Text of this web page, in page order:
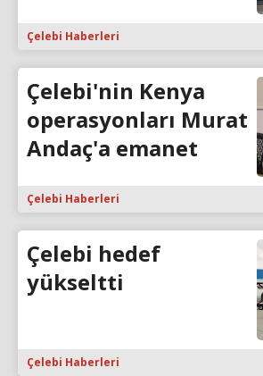
Çelebi Haberleri
Çelebi'nin Kenya
operasyonları Murat
Andaç'a emanet
Çelebi Haberleri
Çelebi hedef
yükseltti
Çelebi Haberleri